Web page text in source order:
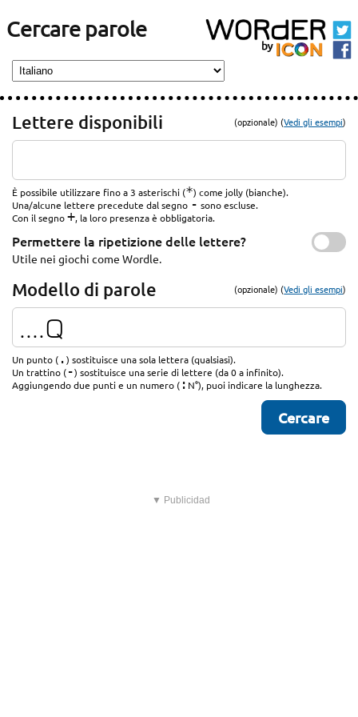
Cercare parole
Lettere disponibili (opzionale) (Vedi gli esempi)
È possibile utilizzare fino a 3 asterischi (*) come jolly (bianche).
Una/alcune lettere precedute dal segno - sono escluse.
Con il segno+, la loro presenza è obbligatoria.
Permettere la ripetizione delle lettere?
Utile nei giochi come Wordle.
Modello di parole (opzionale) (Vedi gli esempi)
Un punto (.) sostituisce una sola lettera (qualsiasi).
Un trattino (-) sostituisce una serie di lettere (da 0 a infinito).
Aggiungendo due punti e un numero (: N°), puoi indicare la lunghezza.
▼ Publicidad